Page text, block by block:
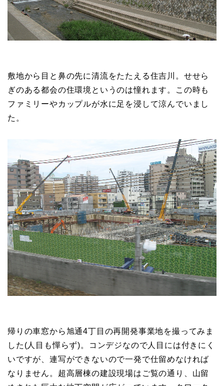
敷地から目と鼻の先に清流をたたえる住吉川。せせら
ぎのある都会の住環境というのは憧れます。この時も
ファミリーやカップルが水に足を浸して涼んでいまし
た。
帰りの車窓から旭通4丁目の再開発事業地を撮ってみま
した(人目も憚らず)。コンデジなので人目には付きにく
いですが、連写ができないので一発で仕留めなければ
なりません。超高層棟の建設現場はご覧の通り、山留